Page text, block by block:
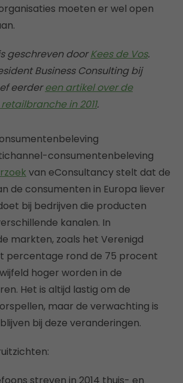
moeten er wel open
geschreven doorKees de Vos.
Business Consulting bij
eerdereen artikel over de
in 2011.
consumentenbeleving
van eConsultancy stelt dat de
de consumenten in Europa liever
bij bedrijven die producten
kanalen. In
markten, zoals het Verenigd
percentage rond de 75 procent
hoger worden in de
Het is altijd lastig om de
maar de verwachting is
bij deze veranderingen.